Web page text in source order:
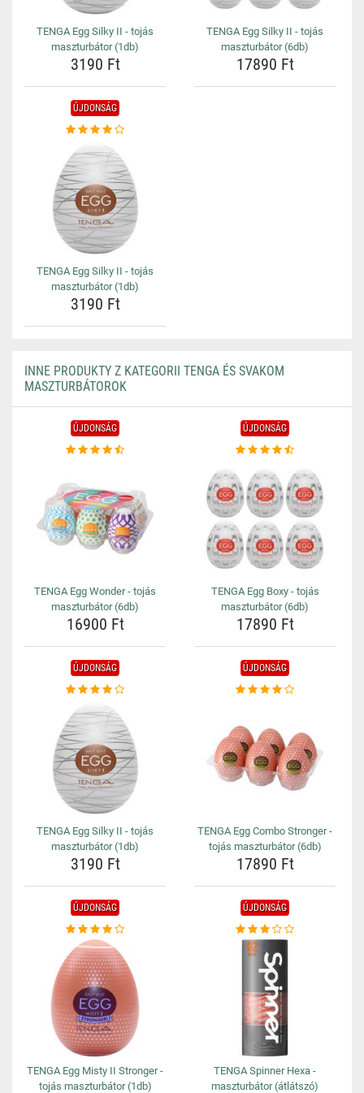
TENGA Egg Silky II - tojás
maszturbátor (1db)
3190 Ft
TENGA Egg Silky II - tojás
maszturbátor (6db)
17890 Ft
ÚJDONSÁG
TENGA Egg Silky II - tojás
maszturbátor (1db)
3190 Ft
INNE PRODUKTY Z KATEGORII TENGA ÉS SVAKOM
MASZTURBÁTOROK
ÚJDONSÁG
TENGA Egg Wonder - tojás
maszturbátor (6db)
16900 Ft
ÚJDONSÁG
TENGA Egg Boxy - tojás
maszturbátor (6db)
17890 Ft
ÚJDONSÁG
TENGA Egg Silky II - tojás
maszturbátor (1db)
3190 Ft
ÚJDONSÁG
TENGA Egg Combo Stronger -
tojás maszturbátor (6db)
17890 Ft
ÚJDONSÁG
TENGA Egg Misty II Stronger -
tojás maszturbátor (1db)
ÚJDONSÁG
TENGA Spinner Hexa -
maszturbátor (átlátszó)